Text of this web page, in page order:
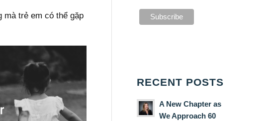
mà trẻ em có thể gặp
RECENT POSTS
A New Chapter as
We Approach 60